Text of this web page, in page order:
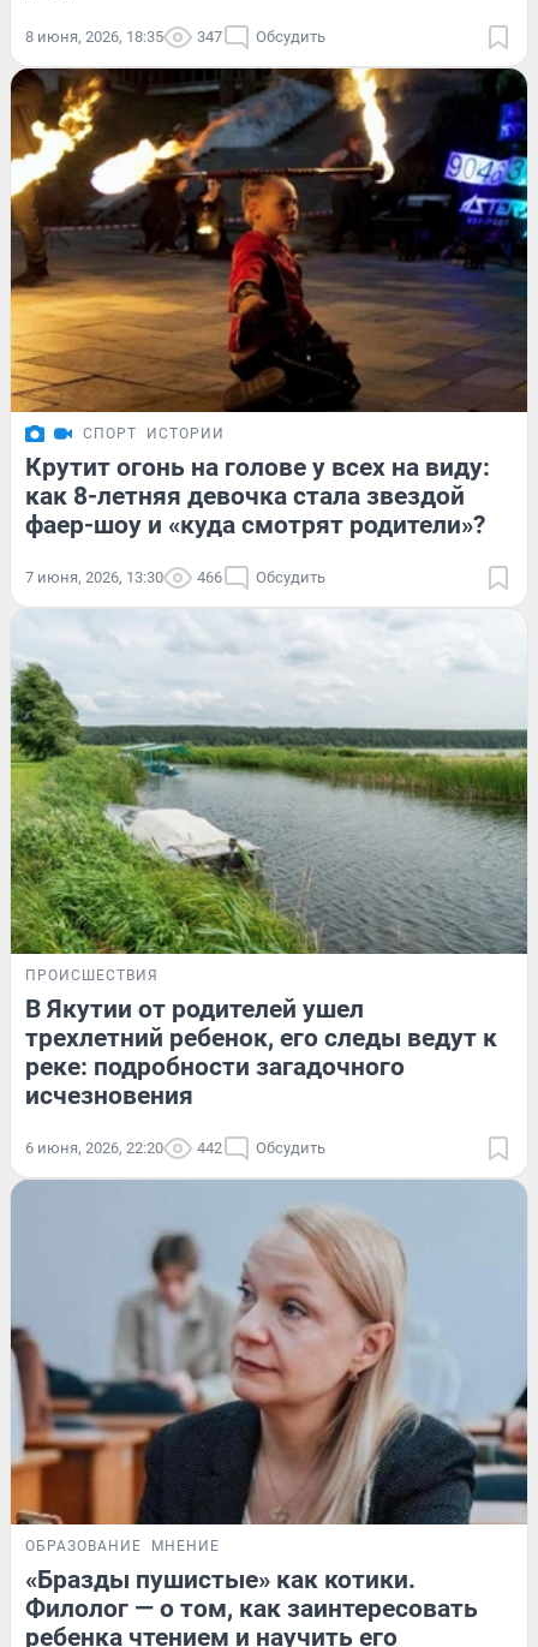
8 июня, 2026, 18:35 347 Обсудить
СПОРТ ИСТОРИИ
Крутит огонь на голове у всех на виду:
как 8-летняя девочка стала звездой
фаер-шоу и «куда смотрят родители»?
7 июня, 2026, 13:30 466 Обсудить
ПРОИСШЕСТВИЯ
В Якутии от родителей ушел
трехлетний ребенок, его следы ведут к
реке: подробности загадочного
исчезновения
6 июня, 2026, 22:20 442 Обсудить
ОБРАЗОВАНИЕ МНЕНИЕ
«Бразды пушистые» как котики.
Филолог — о том, как заинтересовать
ребенка чтением и научить его